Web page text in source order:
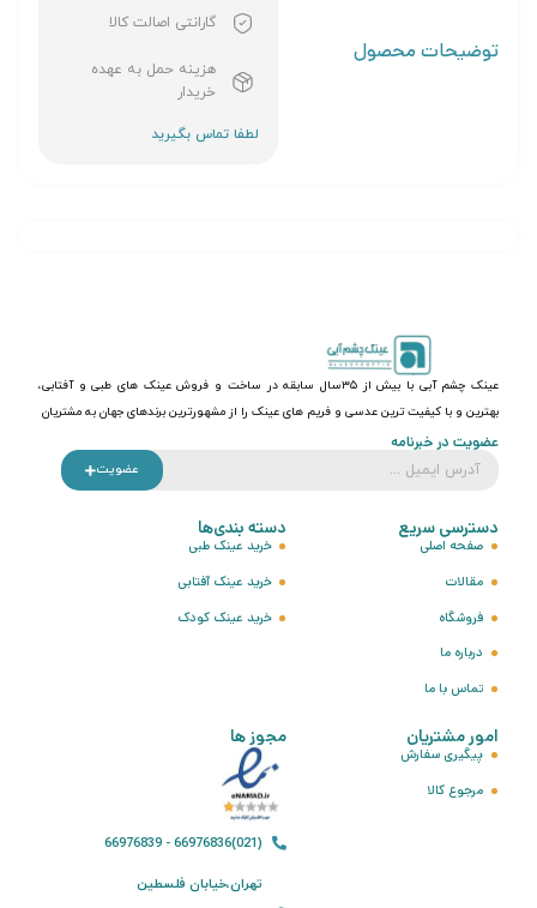
توضیحات محصول
گارانتی اصالت کالا
هزینه حمل به عهده
خریدار
عینک چشم آبی با بیش از ۳۵سال سابقه در ساخت و فروش عینک های طبی و آفتابی،
بهترین و با کیفیت ترین عدسی و فریم های عینک را از مشهورترین برندهای جهان به مشتریان
عضویت در خبرنامه
عضویت
دسترسی سریع
صفحه اصلی
مقالات
فروشگاه
درباره ما
تماس با ما
دسته بندی‌ها
خرید عینک طبی
خرید عینک آفتابی
خرید عینک کودک
امور مشتریان
پیگیری سفارش
مرجوع کالا
مجوز ها
(021)66976836 - 66976839
تهران،خیابان فلسطین